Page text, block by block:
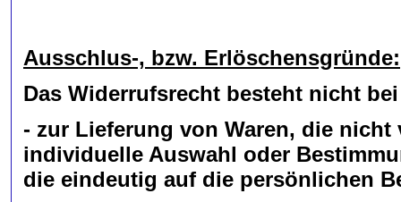
Ausschlus-, bzw. Erlöschensgründe:
Das Widerrufsrecht besteht nicht
- zur Lieferung von Waren, die
individuelle Auswahl oder
die eindeutig auf die persönlichen